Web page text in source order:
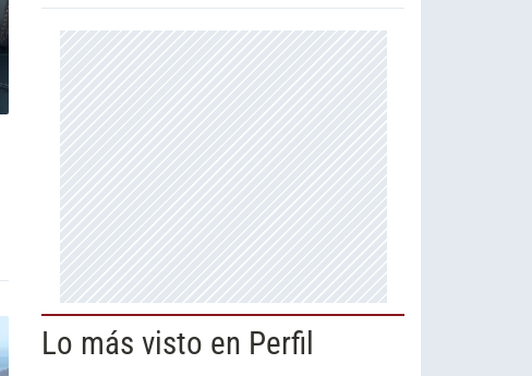
Lo más visto en Perfil